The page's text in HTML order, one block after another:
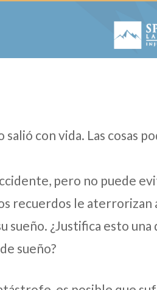
con vida. Las cosas
pero no puede
recuerdos le aterrorizan
¿Justifica esto una
sueño?